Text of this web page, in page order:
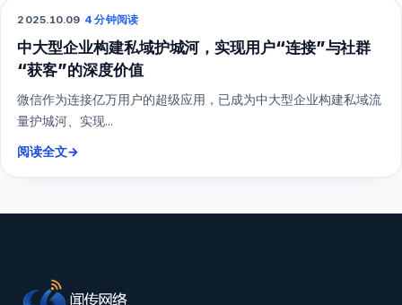
SEO
2025.10.09·4 分钟阅读
中大型企业构建私域护城河，实现用户“连接”与社群
“获客”的深度价值
微信作为连接亿万用户的超级应用，已成为中大型企业构建私域流
量护城河、实现...
阅读全文→